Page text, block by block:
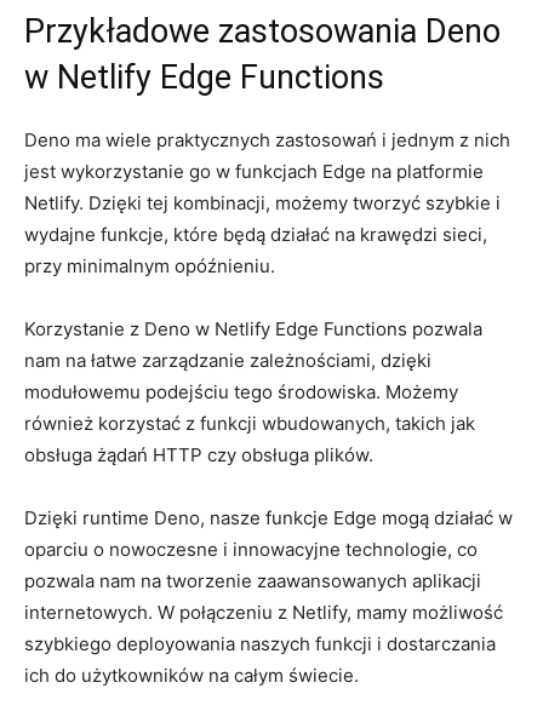
Przykładowe ⁤zastosowania Deno
w Netlify‌ Edge Functions
Deno ma wiele ⁤praktycznych zastosowań i‌ jednym z nich
jest wykorzystanie​ go w funkcjach Edge na ⁢platformie
‌Netlify. Dzięki ⁣tej⁣ kombinacji, możemy tworzyć szybkie i
wydajne funkcje, które będą działać⁣ na‍ krawędzi‌ sieci,
przy ⁢minimalnym opóźnieniu.
Korzystanie z Deno w‌ Netlify Edge‌ Functions pozwala
nam na łatwe ‍zarządzanie zależnościami, ⁢dzięki
modułowemu​ podejściu tego środowiska. Możemy
również korzystać z funkcji wbudowanych,⁤ takich jak
obsługa żądań ​HTTP‍ czy⁣ obsługa plików.
Dzięki ‌runtime Deno, nasze ⁣funkcje Edge mogą⁣ działać w
⁣oparciu o⁤ nowoczesne i innowacyjne technologie, co
pozwala nam ‌na⁣ tworzenie ‍zaawansowanych aplikacji
internetowych. W połączeniu​ z Netlify, mamy możliwość
szybkiego deployowania naszych funkcji i dostarczania
⁤ich do użytkowników na całym świecie.